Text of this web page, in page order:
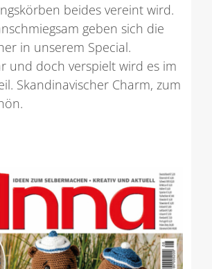
beides vereint wird.
geben sich die
in unserem Special.
und doch verspielt wird es im
Skandinavischer Charm, zum